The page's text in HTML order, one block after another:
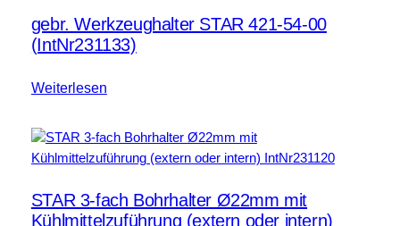
gebr. Werkzeughalter STAR 421-54-00
(IntNr231133)
Weiterlesen
STAR 3-fach Bohrhalter Ø22mm mit
Kühlmittelzuführung (extern oder intern)